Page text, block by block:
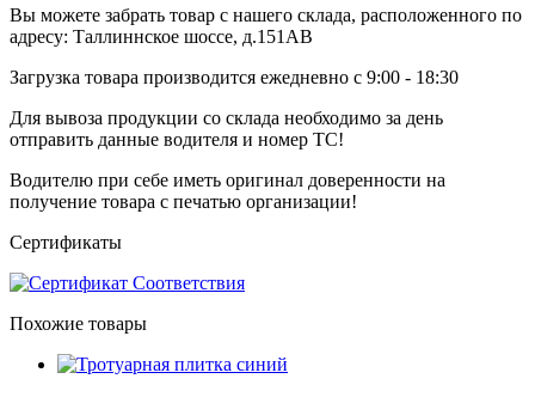
Вы можете забрать товар с нашего склада, расположенного по
адресу: Таллиннское шоссе, д.151АВ
Загрузка товара производится ежедневно с 9:00 - 18:30
Для вывоза продукции со склада необходимо за день
отправить данные водителя и номер ТС!
Водителю при себе иметь оригинал доверенности на
получение товара с печатью организации!
Сертификаты
Похожие товары